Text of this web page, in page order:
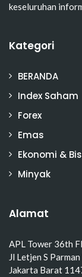
keseluruhan
Kategori
BERANDA
Index Saham
Forex
Emas
Ekonomi &
Minyak
Alamat
APL Tower 36th
Jl Letjen S
Jakarta Barat